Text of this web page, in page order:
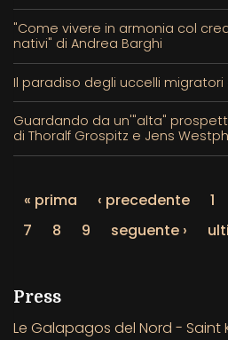
"Come vivere in armonia col
nativi" di Andrea Barghi
Il paradiso degli uccelli migratori
Guardando da un'"alta"
di Thoralf Grospitz e Jens
« prima ‹ precedente 1
7
8 9 seguente ›
Press
Le Galapagos del Nord - Saint